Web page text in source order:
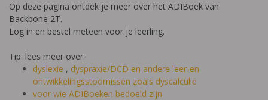
Op deze pagina ontdek je meer over het ADIBoek van
Backbone 2T.
Log in en bestel meteen voor je leerling.
Tip: lees meer over:
dyslexie , dyspraxie/DCD en andere leer-en
ontwikkelingsstoornissen zoals dyscalculie
voor wie ADIBoeken bedoeld zijn